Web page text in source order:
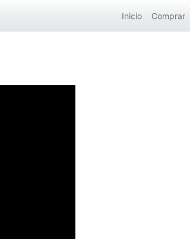
Inicio Comprar